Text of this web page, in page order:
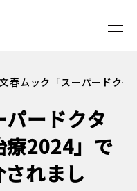
文春ムック「スーパードク
ードクタ
療2024」で
れまし
サステ
ティ